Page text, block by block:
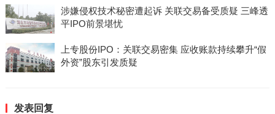
涉嫌侵权技术秘密遭起诉 关联交易备受质疑 三峰透
平IPO前景堪忧
上专股份IPO：关联交易密集 应收账款持续攀升“假
外资”股东引发质疑
发表回复